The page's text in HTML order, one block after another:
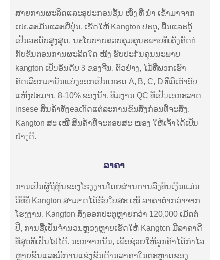
ສາຍການຜະລິດແລະອຸປະກອນຊັ້ນ ໜຶ່ງ ທີ່ ນຳ ເຂົ້າມາຈາກ
ເຢຍລະມັນແລະຍີ່ປຸ່ນ, ເຮັດໃຫ້ Kangton ປະຕູ, ພື້ນແລະຕູ້
ເປັນລະດັບສູງສຸດ. ນະໂຍບາຍຄວບຄຸມຄຸນະພາບທີ່ເຄັ່ງຄັດຕໍ່
ກັບຂັ້ນຕອນການຜະລິດໃດ ໜຶ່ງ ຮັບປະກັນຄຸນນະພາບ
kangton ເປັນອັນດັບ 3 ຂອງຈີນ. ຕົວຢ່າງ, ໄມ້ທີ່ພວກເຮົາ
ຄັດເລືອກມານັ້ນແບ່ງອອກເປັນເກຣດ A, B, C, D ທີ່ມີເຕົາອົບ
ແຫ້ງປະມານ 8-10% ຂອງນໍ້າ. ທີມງານ QC ທີ່ເປັນເອກະລາດ
insese ສິນຄ້າທັງeachົດແຕ່ລະການຂົນສົ່ງກ່ອນທີ່ຈະສົ່ງ.
Kangton ສະ ເໜີ ສິນຄ້າທີ່ຈະຕອບສະ ໜອງ ໃຫ້ເຈົ້າໄດ້ເປັນ
ຢ່າງດີ.
ລາຄາ
ການເປັນຜູ້ຖືຫຸ້ນຂອງໂຮງງານໂດຍຜ່ານການລົງທຶນເງິນແມ່ນ
ວິທີທີ່ Kangton ສາມາດໄດ້ຮັບໃບສະ ເໜີ ລາຄາຕໍ່າກວ່າຈາກ
ໂຮງງານ. Kangton ສົ່ງອອກປະຕູຫຼາຍກວ່າ 120,000 ເມັດຕໍ່
ປີ, ການຊື້ເປັນຈໍານວນຫຼວງຫຼາຍເຮັດໃຫ້ Kangton ມີລາຄາດີ
ທີ່ສຸດທີ່ເປັນໄປໄດ້. ນອກຈາກນັ້ນ, ເພື່ອຊ່ວຍໃຫ້ລູກຄ້າໄດ້ກໍາໄລ
ຫຼາຍຂຶ້ນແລະມີການແຂ່ງຂັນດ້ານລາຄາໃນຕະຫຼາດຂອງ